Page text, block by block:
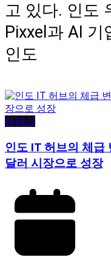
고 있다. 인도
Pixxel과 AI 기
인도
AI·테크
인도 IT 허브의 체급
달러 시장으로 성장